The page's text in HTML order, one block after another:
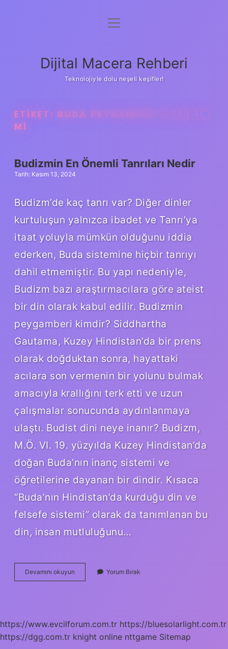
Anasayfa
Yasal Uyarı
menüyü
Dijital Macera Rehberi
Teknolojiyle dolu neşeli keşifler!
ETIKET: BUDA PEYGAMBER OLABILIR
MI
Budizmin En Önemli Tanrıları Nedir
Tarih: Kasım 13, 2024
Budizm’de kaç tanrı var? Diğer dinler
kurtuluşun yalnızca ibadet ve Tanrı’ya
itaat yoluyla mümkün olduğunu iddia
ederken, Buda sistemine hiçbir tanrıyı
dahil etmemiştir. Bu yapı nedeniyle,
Budizm bazı araştırmacılara göre ateist
bir din olarak kabul edilir. Budizmin
peygamberi kimdir? Siddhartha
Gautama, Kuzey Hindistan’da bir prens
olarak doğduktan sonra, hayattaki
acılara son vermenin bir yolunu bulmak
amacıyla krallığını terk etti ve uzun
çalışmalar sonucunda aydınlanmaya
ulaştı. Budist dini neye inanır? Budizm,
M.Ö. VI. 19. yüzyılda Kuzey Hindistan’da
doğan Buda’nın inanç sistemi ve
öğretilerine dayanan bir dindir. Kısaca
“Buda’nın Hindistan’da kurduğu din ve
felsefe sistemi” olarak da tanımlanan bu
din, insan mutluluğunu…
Devamını okuyun Budizmin
En
Yorum Bırak
https://www.evcilforum.com.tr https://bluesolarlight.com.tr
https://dgg.com.tr knight online nttgame Sitemap